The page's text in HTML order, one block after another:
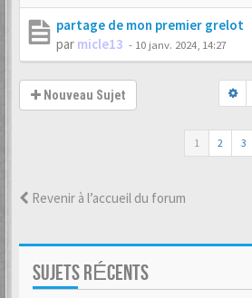
partage de mon premier grelot
par micle13 - 10 janv. 2024, 14:27
Nouveau Sujet
1 2 3
Revenir à l’accueil du forum
SUJETS RÉCENTS